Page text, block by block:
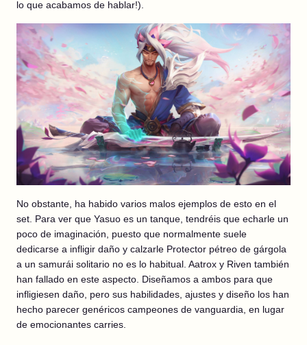
lo que acabamos de hablar!).
No obstante, ha habido varios malos ejemplos de esto en el
set. Para ver que Yasuo es un tanque, tendréis que echarle un
poco de imaginación, puesto que normalmente suele
dedicarse a infligir daño y calzarle Protector pétreo de gárgola
a un samurái solitario no es lo habitual. Aatrox y Riven también
han fallado en este aspecto. Diseñamos a ambos para que
infligiesen daño, pero sus habilidades, ajustes y diseño los han
hecho parecer genéricos campeones de vanguardia, en lugar
de emocionantes carries.